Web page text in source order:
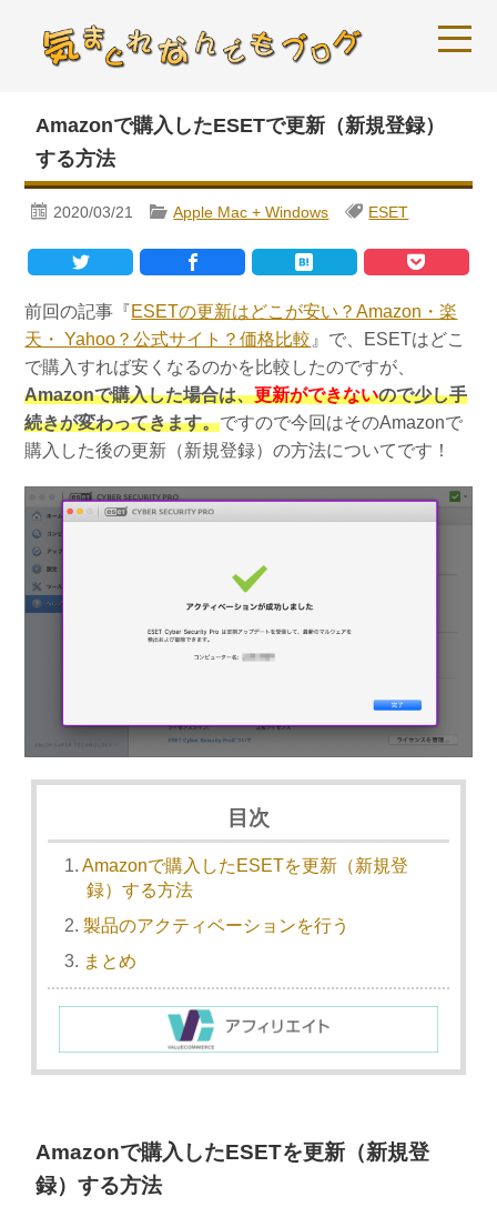
Amazonで購入したESETで更新（新規登録）
する方法
2020/03/21 Apple Mac + Windows ESET
前回の記事『ESETの更新はどこが安い？Amazon・楽
天・ Yahoo？公式サイト？価格比較 』で、ESETはどこ
で購入すれば安くなるのかを比較したのですが、
Amazonで購入した場合は、更新ができないので少し手
続きが変わってきます。ですので今回はそのAmazonで
購入した後の更新（新規登録）の方法についてです！
目次
Amazonで購入したESETを更新（新規登
録）する方法
製品のアクティベーションを行う
まとめ
Amazonで購入したESETを更新（新規登
録）する方法